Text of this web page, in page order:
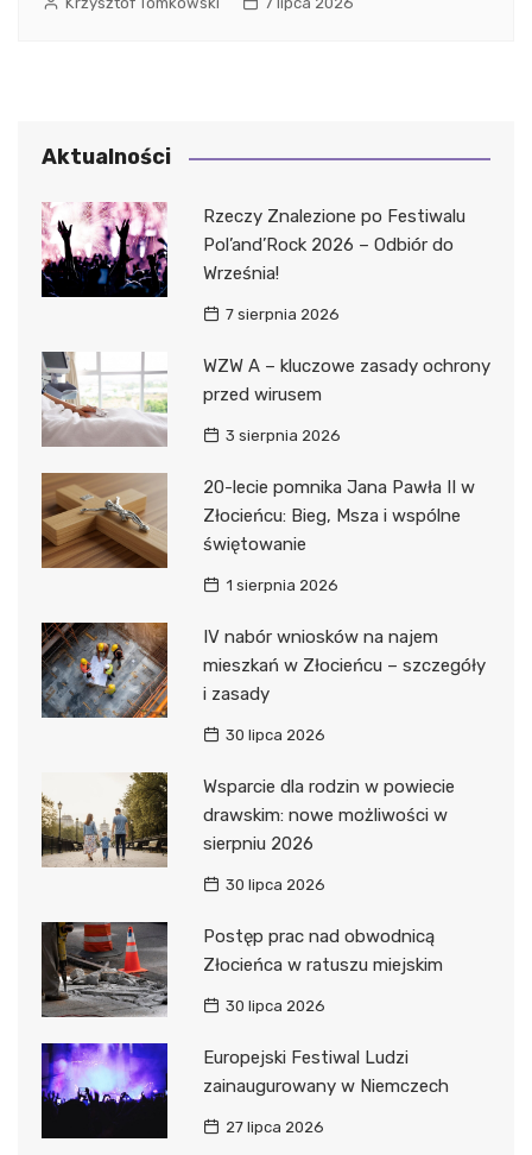
Aktualności
Rzeczy Znalezione po Festiwalu
Pol’and’Rock 2026 – Odbiór do
Września!
7 sierpnia 2026
WZW A – kluczowe zasady ochrony
przed wirusem
3 sierpnia 2026
20-lecie pomnika Jana Pawła II w
Złocieńcu: Bieg, Msza i wspólne
świętowanie
1 sierpnia 2026
IV nabór wniosków na najem
mieszkań w Złocieńcu – szczegóły
i zasady
30 lipca 2026
Wsparcie dla rodzin w powiecie
drawskim: nowe możliwości w
sierpniu 2026
30 lipca 2026
Postęp prac nad obwodnicą
Złocieńca w ratuszu miejskim
30 lipca 2026
Europejski Festiwal Ludzi
zainaugurowany w Niemczech
27 lipca 2026